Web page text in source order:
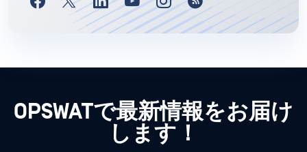
OPSWATで最新情報をお届け
します！